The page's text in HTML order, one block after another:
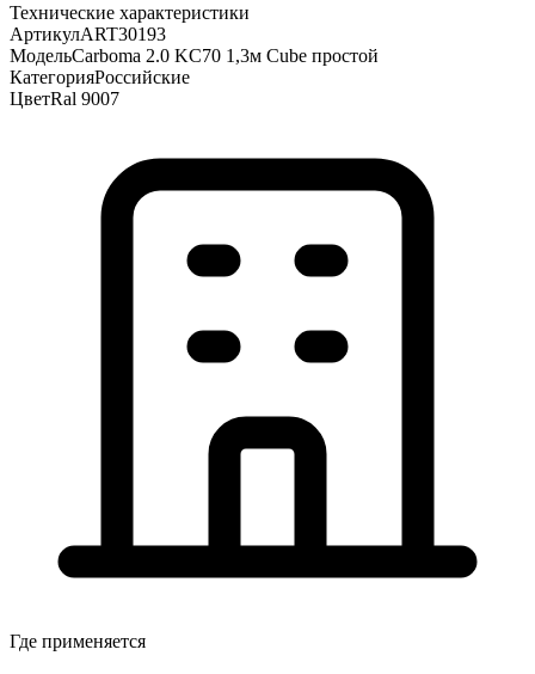
Технические характеристики
АртикулART30193
МодельCarboma 2.0 KC70 1,3м Cube простой
КатегорияРоссийские
ЦветRal 9007
Где применяется